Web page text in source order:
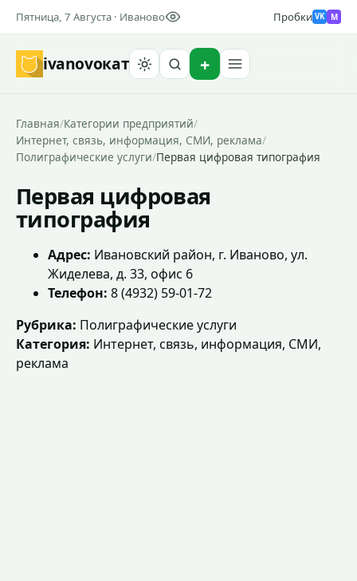
Пятница, 7 Августа · Иваново Пробки VK M
ivanovoкат
Главная/Категории предприятий/
Интернет, связь, информация, СМИ, реклама/
Полиграфические услуги/Первая цифровая типография
Первая цифровая
типография
Адрес: Ивановский район, г. Иваново, ул.
Жиделева, д. 33, офис 6
Телефон: 8 (4932) 59-01-72
Рубрика: Полиграфические услуги
Категория: Интернет, связь, информация, СМИ,
реклама